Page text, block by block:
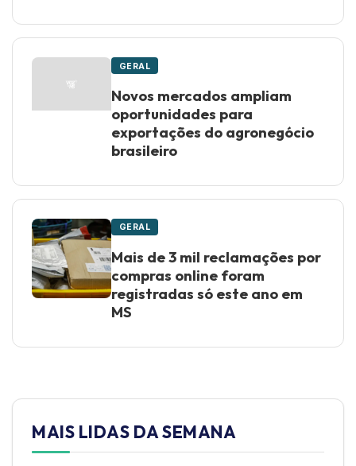
GERAL
Novos mercados ampliam
oportunidades para
exportações do agronegócio
brasileiro
GERAL
Mais de 3 mil reclamações por
compras online foram
registradas só este ano em
MS
MAIS LIDAS DA SEMANA